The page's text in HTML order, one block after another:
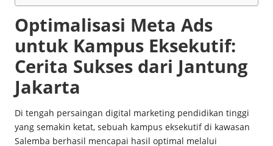
Optimalisasi Meta Ads
untuk Kampus Eksekutif:
Cerita Sukses dari Jantung
Jakarta
Di tengah persaingan digital marketing pendidikan tinggi
yang semakin ketat, sebuah kampus eksekutif di kawasan
Salemba berhasil mencapai hasil optimal melalui